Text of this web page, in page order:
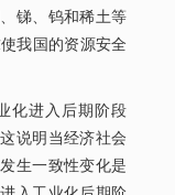
锑、钨和稀土等
我国的资源安全
化进入后期阶段
说明当经济社会
生一致性变化是